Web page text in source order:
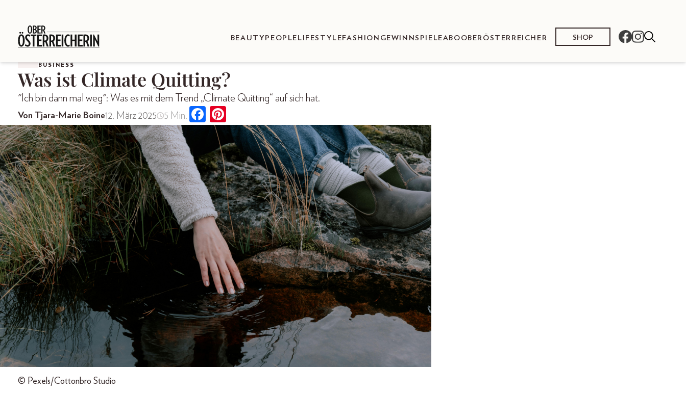
BEAUTY PEOPLE LIFESTYLEFASHION GEWINNSPIELEABO OBERÖSTERREICHER SHOP
BUSINESS
Was ist Climate Quitting?
"Ich bin dann mal weg": Was es mit dem Trend „Climate Quitting“ auf sich hat.
Von Tjara-Marie Boine12. März 2025 5 Min.
© Pexels/Cottonbro Studio